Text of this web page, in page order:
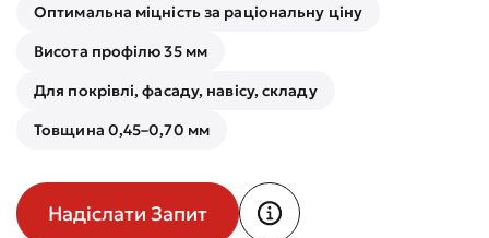
Оптимальна міцність за раціональну ціну
Висота профілю 35 мм
Для покрівлі, фасаду, навісу, складу
Товщина 0,45–0,70 мм
Надіслати Запит